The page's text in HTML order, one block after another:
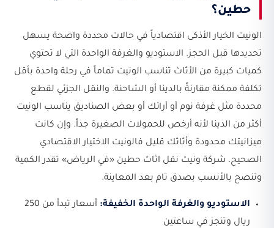
حطين؟
الونيت الخيار الأذكى اقتصادياً في حالات محددة واضحة يسهل
تحديدها قبل الحجز. الاستوديو والغرفة الواحدة التي لا تحتوي
كميات كبيرة من الأثاث تناسب الونيت تماماً في رحلة واحدة بأقل
تكلفة ممكنة مقارنةً بالدينا أو الشاحنة. والنقل الجزئي لقطع
محددة مثل غرفة نوم أو أرائك أو بعض الصناديق يناسب الونيت
أكثر من الدينا لأنه أرخص للحمولات الصغيرة جداً. وإن كانت
ميزانيتك محدودة وأثاثك قليل فالونيت الاختيار الاقتصادي
الصحيح. شركة ونيت نقل اثاث حطين «في الرياض» تقدر الكمية
وتنصح بالأنسب بصدق تام بعد المعاينة.
الاستوديو والغرفة الواحدة الخفيفة:
أسعار تبدأ من 250
ريال وتنجز في ساعتين